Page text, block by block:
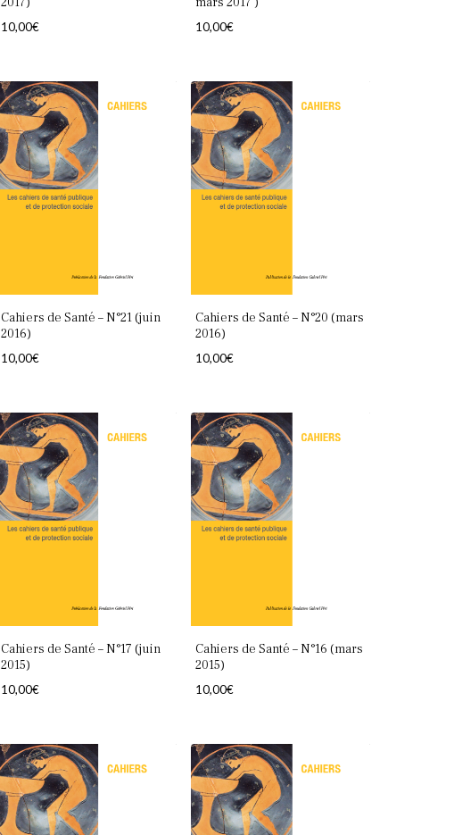
Votre panier est vide.
Retourner à la librairie
10,00€ 10,00€
Cahiers de Santé – N°21 (juin
2016)
10,00€
Cahiers de Santé – N°20 (mars
2016)
10,00€
Cahiers de Santé – N°17 (juin
2015)
10,00€
Cahiers de Santé – N°16 (mars
2015)
10,00€